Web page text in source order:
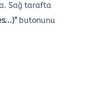
Sağ tarafta
butonunu